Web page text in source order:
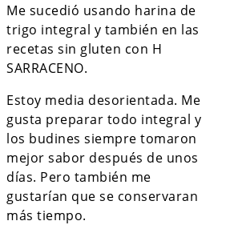
Me sucedió usando harina de
trigo integral y también en las
recetas sin gluten con H
SARRACENO.
Estoy media desorientada. Me
gusta preparar todo integral y
los budines siempre tomaron
mejor sabor después de unos
días. Pero también me
gustarían que se conservaran
más tiempo.